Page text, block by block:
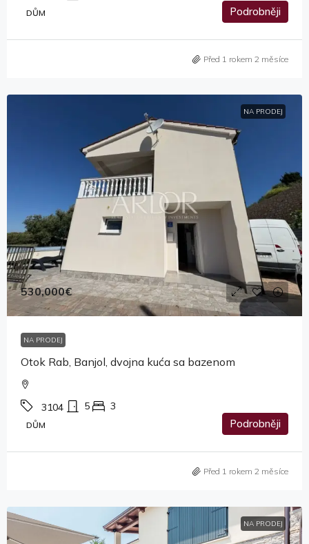
DŮM Podrobněji
Před 1 rokem 2 měsíce
NA PRODEJ
530,000€
NA PRODEJ
Otok Rab, Banjol, dvojna kuća sa bazenom
3104 5 3
DŮM Podrobněji
Před 1 rokem 2 měsíce
NA PRODEJ